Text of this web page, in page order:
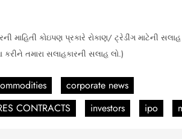
માહિતી કોઇપણ પ્રકારે રોકાણ/ ટ્રેડીંગ માટેની સલાહ
તમારા સલાહકારની સલાહ લો.)
corporate news
CONTRACTS
investors ipo